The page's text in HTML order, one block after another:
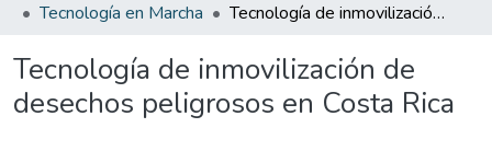
Tecnología en Marcha
Tecnología de inmovilización de desechos peligrosos en Costa Rica
Tecnología de inmovilización de
desechos peligrosos en Costa Rica